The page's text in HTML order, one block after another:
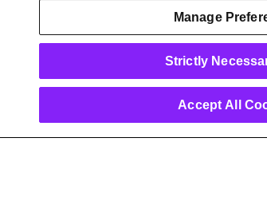
Haystack, HomePass, OpenSync, Plume, Plume
Manage
Strictly
Accept All